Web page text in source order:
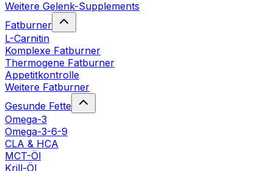
Weitere Gelenk-Supplements
Fatburner
L-Carnitin
Komplexe Fatburner
Thermogene Fatburner
Appetitkontrolle
Weitere Fatburner
Gesunde Fette
Omega-3
Omega-3-6-9
CLA & HCA
MCT-Öl
Krill-Öl